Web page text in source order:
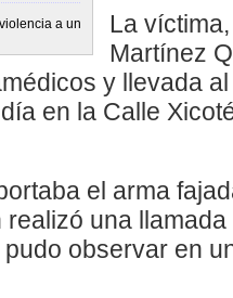
a un
La
Martínez
y llevada
en la Calle
el arma
una
observar en